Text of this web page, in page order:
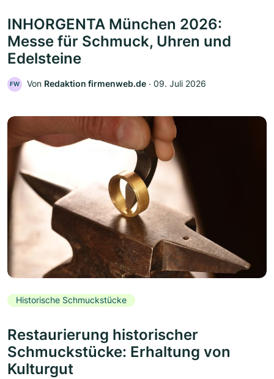
INHORGENTA München 2026:
Messe für Schmuck, Uhren und
Edelsteine
FW Von Redaktion firmenweb.de ‧ 09. Juli 2026
Historische Schmuckstücke
Restaurierung historischer
Schmuckstücke: Erhaltung von
Kulturgut